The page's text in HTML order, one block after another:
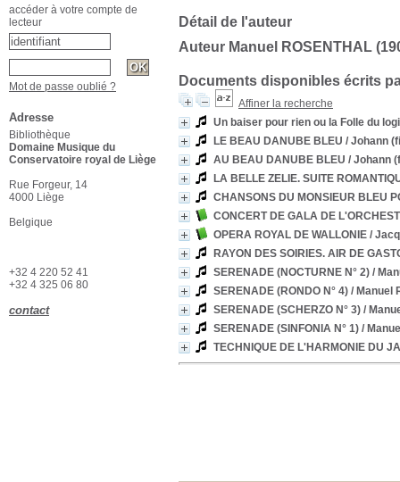
Détail de l'auteur
Auteur Manuel ROSENTHAL
Documents disponibles écrits
Affiner la recherche
Un baiser pour rien ou la Folle du
LE BEAU DANUBE BLEU / Johann
AU BEAU DANUBE BLEU / Johann
LA BELLE ZELIE. SUITE
CHANSONS DU MONSIEUR BLEU
CONCERT DE GALA DE
OPERA ROYAL DE WALLONIE /
RAYON DES SOIRIES. AIR DE
SERENADE (NOCTURNE N° 2) /
SERENADE (RONDO N° 4) / Manuel
SERENADE (SCHERZO N° 3) /
SERENADE (SINFONIA N° 1) /
TECHNIQUE DE L'HARMONIE DU
accéder à votre compte de
lecteur
Mot de passe oublié ?
Adresse
Bibliothèque
Domaine Musique du
Conservatoire royal de Liège
Rue Forgeur, 14
4000 Liège
Belgique
+32 4 220 52 41
+32 4 325 06 80
contact